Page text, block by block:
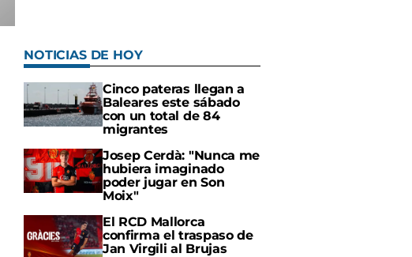
NOTICIAS DE HOY
Cinco pateras llegan a
Baleares este sábado
con un total de 84
migrantes
Josep Cerdà: "Nunca me
hubiera imaginado
poder jugar en Son
Moix"
El RCD Mallorca
confirma el traspaso de
Jan Virgili al Brujas